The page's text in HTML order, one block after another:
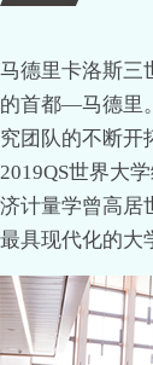
马德里卡洛斯三
的首都—马德里
究团队的不断开
2019QS世界大
济计量学曾高居
最具现代化的大